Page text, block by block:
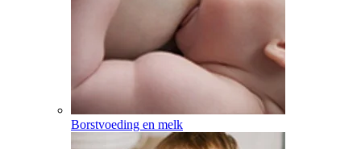
Borstvoeding en melk